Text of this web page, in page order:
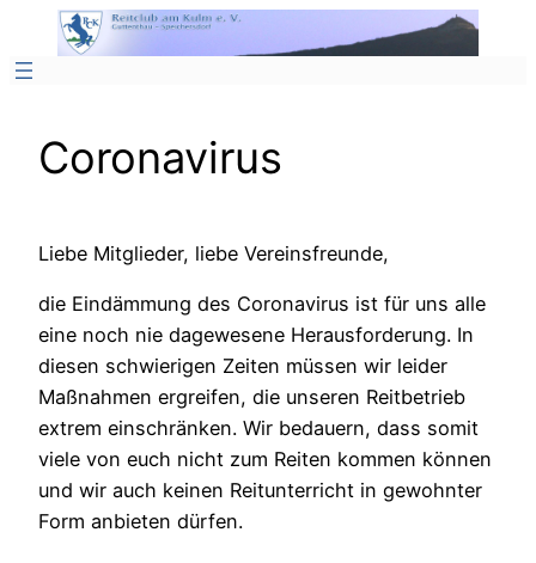
Inhalt
springen
Coronavirus
Liebe Mitglieder, liebe Vereinsfreunde,
die Eindämmung des Coronavirus ist für uns alle
eine noch nie dagewesene Herausforderung. In
diesen schwierigen Zeiten müssen wir leider
Maßnahmen ergreifen, die unseren Reitbetrieb
extrem einschränken. Wir bedauern, dass somit
viele von euch nicht zum Reiten kommen können
und wir auch keinen Reitunterricht in gewohnter
Form anbieten dürfen.